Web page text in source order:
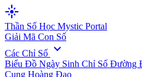
flare
Thần Số Học Mystic Portal
Giải Mã Con Số
Các Chỉ Số expand_more
Biểu Đồ Ngày Sinh Chỉ Số Đường
Cung Hoàng Đạo